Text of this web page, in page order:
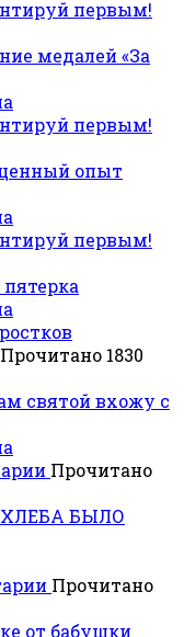
первым!
медалей «За
первым!
опыт
первым!
Прочитано 1830
святой вхожу с
Прочитано
БЫЛО
Прочитано
от бабушки